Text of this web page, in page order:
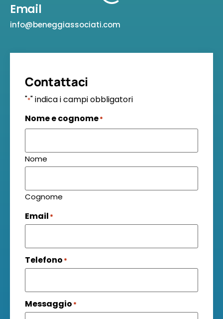
Email
info@beneggiassociati.com
Contattaci
"*" indica i campi obbligatori
Nome e cognome*
Nome
Cognome
Email *
Telefono *
Messaggio *